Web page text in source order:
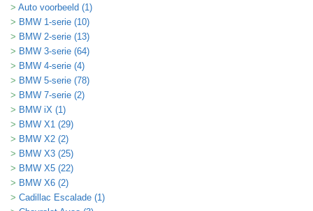
Auto voorbeeld (1)
BMW 1-serie (10)
BMW 2-serie (13)
BMW 3-serie (64)
BMW 4-serie (4)
BMW 5-serie (78)
BMW 7-serie (2)
BMW iX (1)
BMW X1 (29)
BMW X2 (2)
BMW X3 (25)
BMW X5 (22)
BMW X6 (2)
Cadillac Escalade (1)